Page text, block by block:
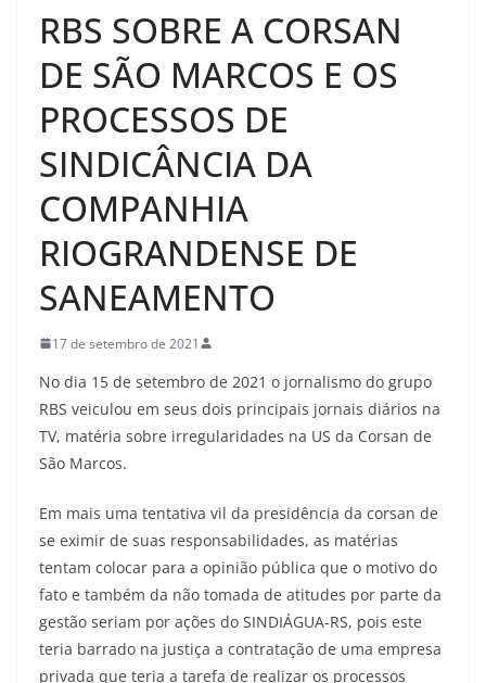
RBS SOBRE A CORSAN
DE SÃO MARCOS E OS
PROCESSOS DE
SINDICÂNCIA DA
COMPANHIA
RIOGRANDENSE DE
SANEAMENTO
17 de setembro de 2021
No dia 15 de setembro de 2021 o jornalismo do grupo
RBS veiculou em seus dois principais jornais diários na
TV, matéria sobre irregularidades na US da Corsan de
São Marcos.
Em mais uma tentativa vil da presidência da corsan de
se eximir de suas responsabilidades, as matérias
tentam colocar para a opinião pública que o motivo do
fato e também da não tomada de atitudes por parte da
gestão seriam por ações do SINDIÁGUA-RS, pois este
teria barrado na justiça a contratação de uma empresa
privada que teria a tarefa de realizar os processos